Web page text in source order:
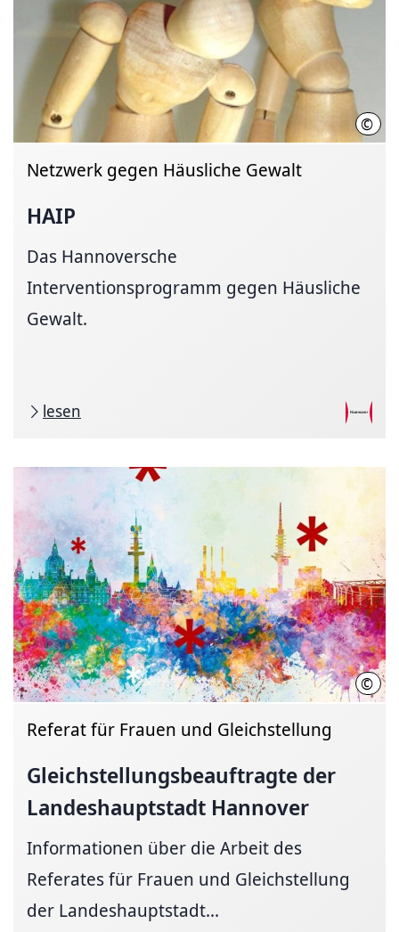
©
Netzwerk gegen Häusliche Gewalt
HAIP
Das Hannoversche
Interventionsprogramm gegen Häusliche
Gewalt.
lesen
© LHH
Referat für Frauen und Gleichstellung
Gleichstellungsbeauf­tragte der
Landeshauptstadt Hannover
Informationen über die Arbeit des
Referates für Frauen und Gleichstellung
der Landeshauptstadt...